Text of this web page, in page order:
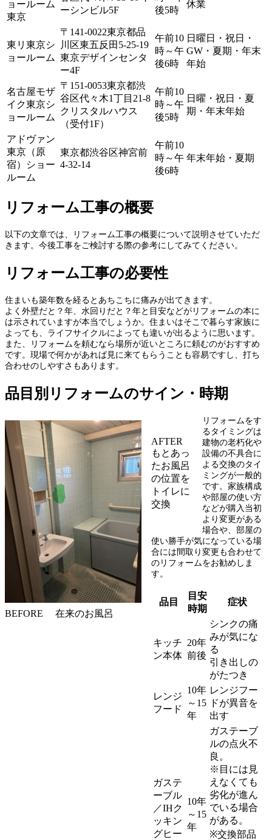
ョールーム
東京
ーシンビル5F
後5時
休業
東リ東京シ
ョールーム
〒141-0022東京都品
川区東五反田5-25-19
東京デザインセンタ
ー4F
午前10
時～午
後6時
日曜日・祝日・
GW・夏期・年末
年始
名古屋モザ
イク東京シ
ョールーム
〒151-0053東京都渋
谷区代々木1丁目21-8
クリスタルハウス
（受付1F）
午前10
時～午
後5時
日曜・祝日・夏
期・年末年始
アドヴァン
東京（原
宿）ショー
ルーム
東京都渋谷区神宮前
4-32-14
午前10
時～午
後6時
年末年始・夏期
リフォーム工事の概要
以下の文章では、リフォーム工事の概要について説明させていただ
きます。今後工事をご検討する際の参考にしてみてください。
リフォーム工事の必要性
住まいも築年数を経るとあちこちに痛みが出てきます。
よく外壁だと？年、水回りだと？年と目安などがリフォームの本に
は示されていますが本当でしょうか。住まいはそこで暮らす家族に
よっても、ライフサイクルによっても違いが出るように思います。
また、リフォームを頼むなら場所が近いところに頼むのがおすすめ
です。現場で何かがあれば見に来てもらうことも容易ですし、打ち
合わせのしやすさもあります。
品目別リフォームのサイン・時期
BEFORE 在来のお風呂
AFTER
もとあっ
たお風呂
の位置を
トイレに
交換
リフォームをす
るタイミングは
建物の老朽化や
設備の不具合に
よる交換のタイ
ミングが一般的
です。家族構成
や部屋の使い方
などが購入当初
より変更がある
場合や、部屋の
使い勝手が気になっている場
合には間取り変更も合わせて
のリフォームをお勧めしま
す。
品目
目安
時期
症状
キッチ
ン本体
20年
前後
シンクの痛
みが気にな
る
引き出しの
がたつき
レンジ
フード
10年
～15
年
レンジフー
ドが異音を
出す
ガステ
ーブル
／IHク
ッキン
グヒー
10年
～15
年
ガステーブ
ルの点火不
良。
※目には見
えなくても
劣化が進ん
でいる場合
がある。
※交換部品